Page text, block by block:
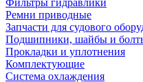
Фильтры гидравлики
Ремни приводные
Запчасти для судового
Подшипники, шайбы и
Прокладки и уплотнения
Комплектующие
Система охлаждения